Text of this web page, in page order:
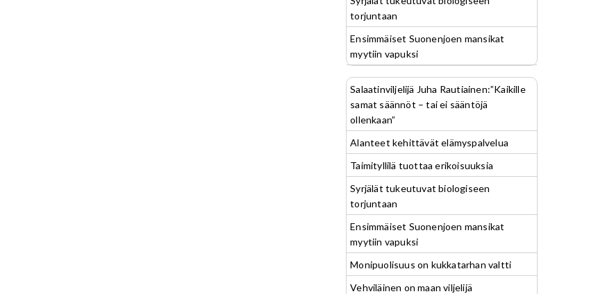
torjuntaan
Ensimmäiset Suonenjoen mansikat
myytiin vapuksi
Salaatinviljelijä Juha Rautiainen:”Kaikille
samat säännöt – tai ei sääntöjä
ollenkaan”
Alanteet kehittävät elämyspalvelua
Taimityllilä tuottaa erikoisuuksia
Syrjälät tukeutuvat biologiseen
torjuntaan
Ensimmäiset Suonenjoen mansikat
myytiin vapuksi
Monipuolisuus on kukkatarhan valtti
Vehviläinen on maan viljelijä